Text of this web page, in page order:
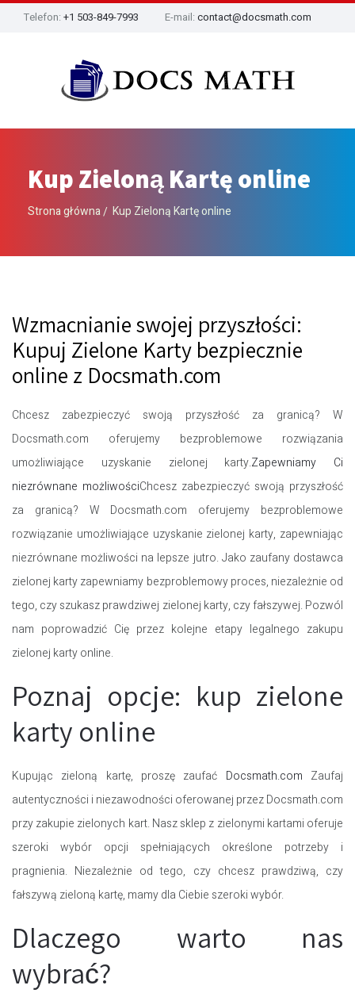
Telefon: +1 503-849-7993 E-mail: contact@docsmath.com
Kup Zieloną Kartę online
Strona główna Kup Zieloną Kartę online
Wzmacnianie swojej przyszłości:
Kupuj Zielone Karty bezpiecznie
online z Docsmath.com
Chcesz zabezpieczyć swoją przyszłość za granicą? W
Docsmath.com oferujemy bezproblemowe rozwiązania
umożliwiające uzyskanie zielonej karty.Zapewniamy Ci
niezrównane możliwościChcesz zabezpieczyć swoją przyszłość
za granicą? W Docsmath.com oferujemy bezproblemowe
rozwiązanie umożliwiające uzyskanie zielonej karty, zapewniając
niezrównane możliwości na lepsze jutro. Jako zaufany dostawca
zielonej karty zapewniamy bezproblemowy proces, niezależnie od
tego, czy szukasz prawdziwej zielonej karty, czy fałszywej. Pozwól
nam poprowadzić Cię przez kolejne etapy legalnego zakupu
zielonej karty online.
Poznaj opcje: kup zielone
karty online
Kupując zieloną kartę, proszę zaufać Docsmath.com Zaufaj
autentyczności i niezawodności oferowanej przez Docsmath.com
przy zakupie zielonych kart. Nasz sklep z zielonymi kartami oferuje
szeroki wybór opcji spełniających określone potrzeby i
pragnienia. Niezależnie od tego, czy chcesz prawdziwą, czy
fałszywą zieloną kartę, mamy dla Ciebie szeroki wybór.
Dlaczego warto nas
wybrać?